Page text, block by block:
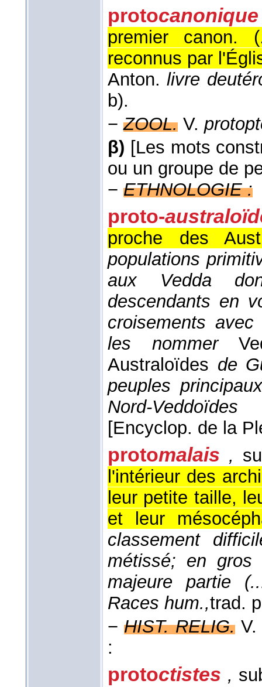
protocanonique
premier canon.
reconnus par
Anton.livre
b).
−ZOOL. V.
β) [Les mots
ou un groupe de
− ETHNOLOGIE :
proto-
proche des
populations
aux Vedda
descendants en
croisements
les nommer
Australoïdes de
peuples
Nord-Veddoïdes
[Encyclop. de la
protomalais ,
l'intérieur des
leur petite taille,
et leur
classement
métissé; en gros
majeure partie
Races hum.,trad.
−HIST. RELIG.
:
protoctistes ,